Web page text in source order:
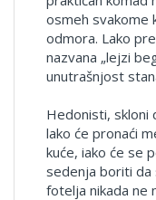
osmeh svakome
odmora. Lako
nazvana „lejzi
unutrašnjost
Hedonisti, skloni
lako će pronaći
kuće, iako će se
sedenja boriti da
fotelja nikada ne